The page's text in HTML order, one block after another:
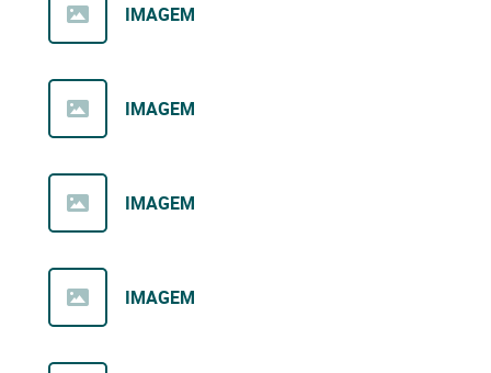
IMAGEM
IMAGEM
IMAGEM
IMAGEM